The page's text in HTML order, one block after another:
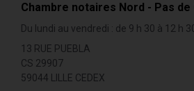
Chambre notaires Nord - Pas de
Du lundi au vendredi : de 9 h 30 à 12 h
13 RUE PUEBLA
CS 29907
59044 LILLE CEDEX